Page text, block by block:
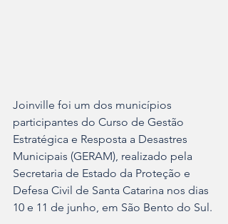
Joinville foi um dos municípios
participantes do Curso de Gestão
Estratégica e Resposta a Desastres
Municipais (GERAM), realizado pela
Secretaria de Estado da Proteção e
Defesa Civil de Santa Catarina nos dias
10 e 11 de junho, em São Bento do Sul.